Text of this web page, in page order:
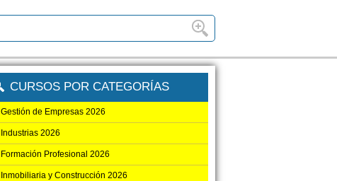
CURSOS POR CATEGORÍAS
Gestión de Empresas 2026
Industrias 2026
Formación Profesional 2026
Inmobiliaria y Construcción 2026